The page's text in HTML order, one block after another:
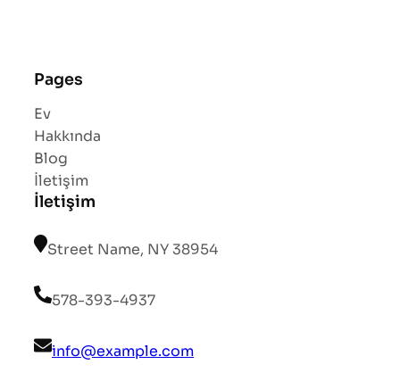
Pages
Ev
Hakkında
Blog
İletişim
İletişim
Street Name, NY 38954
578-393-4937
info@example.com